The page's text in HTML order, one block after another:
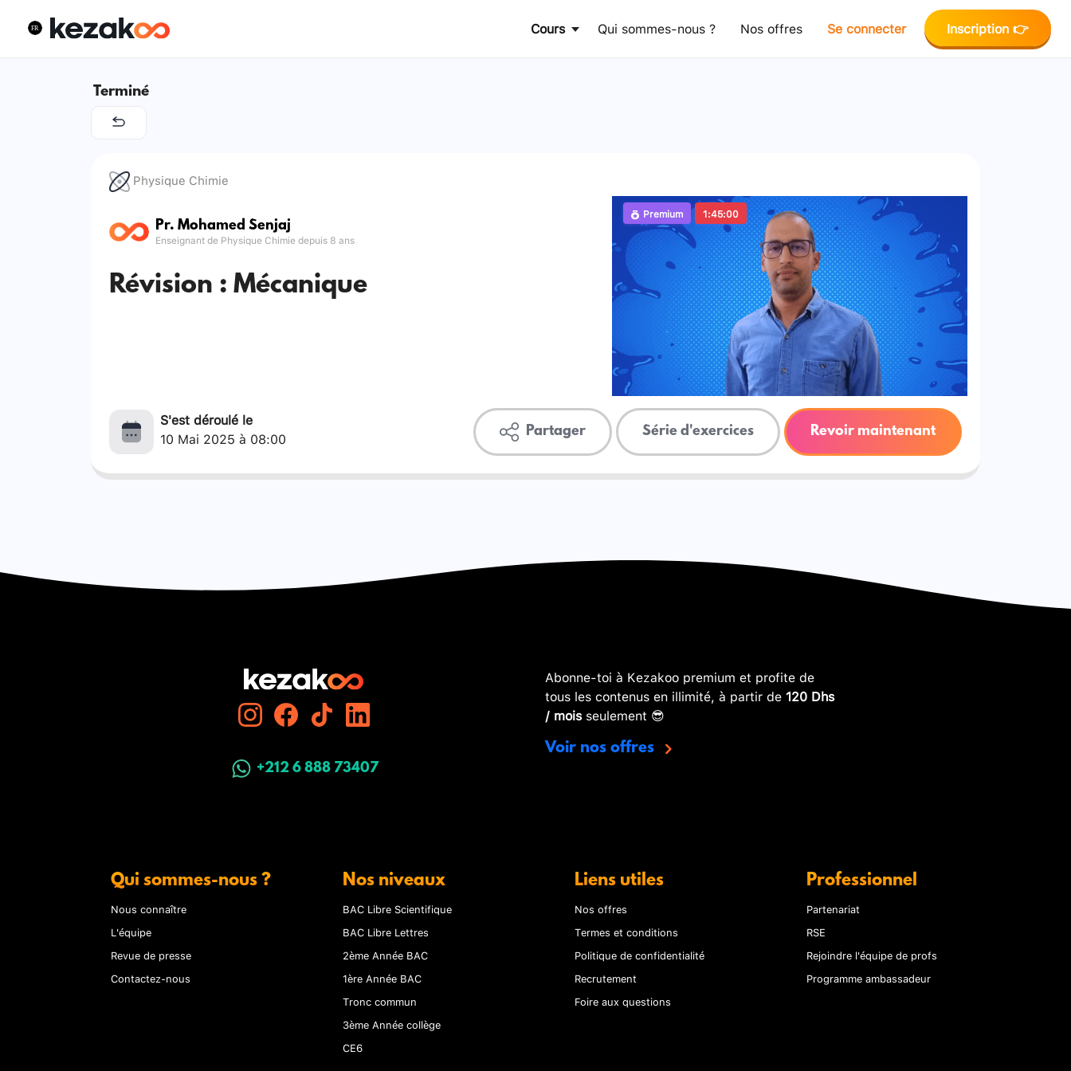
Cours Qui sommes-nous ? Nos offres Se connecter Inscription 👉
Terminé
Physique Chimie
Pr. Mohamed Senjaj
Enseignant de Physique Chimie depuis 8 ans
Révision : Mécanique
Premium 1:45:00
S'est déroulé le
10 Mai 2025 à 08:00
Partager Série d'exercices Revoir maintenant
+212 6 888 73407
Abonne-toi à Kezakoo premium et profite de
tous les contenus en illimité, à partir de 120 Dhs
/ moisseulement 😎
Voir nos offres
Qui sommes-nous ?
Nous connaître
L'équipe
Revue de presse
Contactez-nous
Nos niveaux
BAC Libre Scientifique
BAC Libre Lettres
2ème Année BAC
1ère Année BAC
Tronc commun
3ème Année collège
CE6
Liens utiles
Nos offres
Termes et conditions
Politique de confidentialité
Recrutement
Foire aux questions
Professionnel
Partenariat
RSE
Rejoindre l'équipe de profs
Programme ambassadeur